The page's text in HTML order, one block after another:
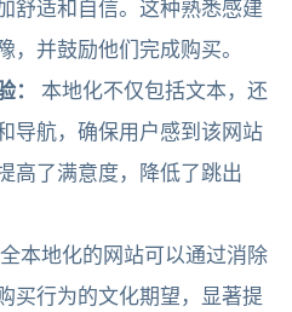
舒适和自信。这种熟悉感建
，并鼓励他们完成购买。
：
本地化不仅包括文本，还
导航，确保用户感到该网站
高了满意度，降低了跳出
本地化的网站可以通过消除
买行为的文化期望，显著提